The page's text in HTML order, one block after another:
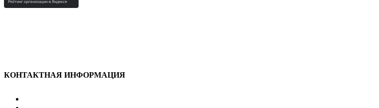
КОНТАКТНАЯ ИНФОРМАЦИЯ